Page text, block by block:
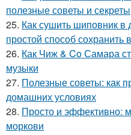
полезные советы и секреты
25. Как сушить шиповник в
простой способ сохранить
26. Как Чиж & Co Самара
музыки
27. Полезные советы: как
домашних условиях
28. Просто и эффективно:
моркови